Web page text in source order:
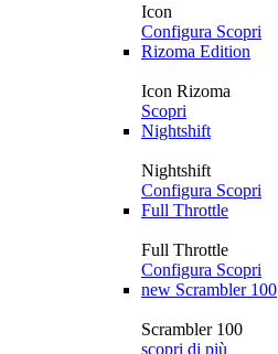
Icon
Configura Scopri
Rizoma Edition
Icon Rizoma
Scopri
Nightshift
Nightshift
Configura Scopri
Full Throttle
Full Throttle
Configura Scopri
new Scrambler 100
Scrambler 100
scopri di più